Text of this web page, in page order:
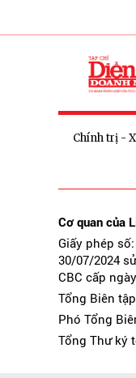
Chính trị -
Cơ quan của
Giấy phép
30/07/2024
CBC cấp
Tổng Biên
Phó Tổng
Tổng Thư ký